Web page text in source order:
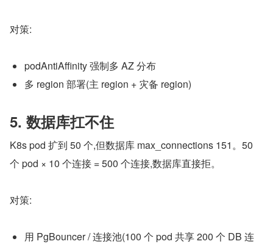
对策:
podAntiAffinity 强制多 AZ 分布
多 region 部署(主 region + 灾备 region)
5. 数据库扛不住
K8s pod 扩到 50 个,但数据库 max_connections 151。50
个 pod × 10 个连接 = 500 个连接,数据库直接拒。
对策:
用 PgBouncer / 连接池(100 个 pod 共享 200 个 DB 连